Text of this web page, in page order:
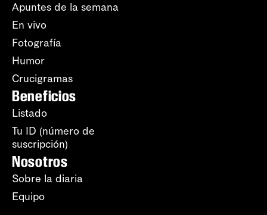
Apuntes de la semana
En vivo
Fotografía
Humor
Crucigramas
Beneficios
Listado
Tu ID (número de
suscripción)
Nosotros
Sobre la diaria
Equipo